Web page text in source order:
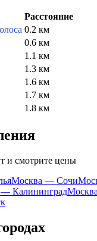
Расстояние
0.2 км
0.6 км
1.1 км
1.3 км
1.6 км
1.7 км
1.8 км
и смотрите цены
Москва — Сочи
— Калининград